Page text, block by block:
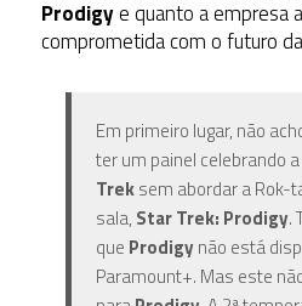
Prodigye quanto a empresa
comprometida com o futuro
Em primeiro lugar, não
ter um painel celebrando
Treksem abordar a Rok-
sala, Star Trek: Prodigy.
que Prodigynão está
Paramount+. Mas este